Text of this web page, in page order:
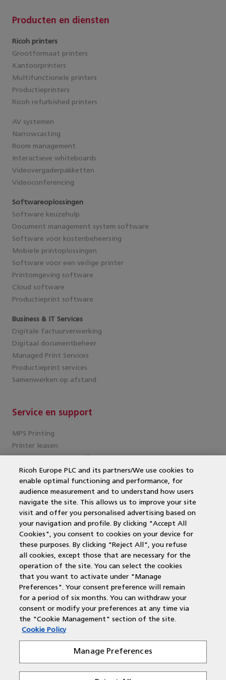
Producten en diensten
Ricoh printers
Grootformaat printers
Kantoorprinters
Multifunctionele printers
Productieprinters
Ricoh refurbished printers
AV systemen
Narrowcasting
Room management
Interactieve whiteboards
Videovergaderpakketten
Videoconferencing
Softwareoplossingen
Software keuzehulp
Document management system software
Software voor kostenbeheersing
Mobiele printoplossingen
Software voor een veilige printer
Printomgeving software
Cloud software
Productieprint software
Business & IT Services
Digitale factuurverwerking
Digitaal documentbeheer
Managed Print Services
Productieprint services
Samenwerken op afstand
Service en support
MPS Printing
Printer leasen
Kantoorprinter vergelijken
Kopieermachines
MPS offerte aanvragen
MFP
DocuWare
Duurzame printers
Wat is een multifunctional?
Laserprinter
Contactgegevens
Voor alle regio's zijn wij bereikbaar via:
T: 088 210 55 60
E: customercare@rbc-nederland.com
Ricoh Europe PLC and its partners/We use cookies to
enable optimal functioning and performance, for
audience measurement and to understand how users
navigate the site. This allows us to improve your site
visit and offer you personalised advertising based on
your navigation and profile. By clicking "Accept All
Cookies", you consent to cookies on your device for
these purposes. By clicking "Reject All", you refuse
all cookies, except those that are necessary for the
operation of the site. You can select the cookies
that you want to activate under "Manage
Preferences". Your consent preference will remain
for a period of six months. You can withdraw your
consent or modify your preferences at any time via
the "Cookie Management" section of the site.
Cookie Policy
Manage Preferences